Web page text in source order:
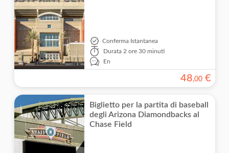
Conferma Istantanea
Durata 2 ore 30 minuti
En
48,00 €
Biglietto per la partita di baseball
degli Arizona Diamondbacks al
Chase Field